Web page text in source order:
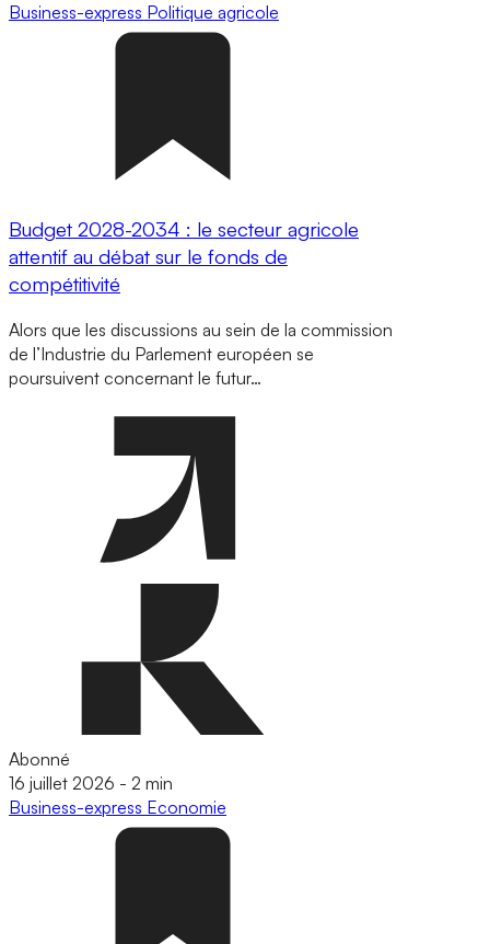
Business-express Politique agricole
Budget 2028-2034 : le secteur agricole
attentif au débat sur le fonds de
compétitivité
Alors que les discussions au sein de la commission
de l’Industrie du Parlement européen se
poursuivent concernant le futur…
Abonné
16 juillet 2026 - 2 min
Business-express Economie